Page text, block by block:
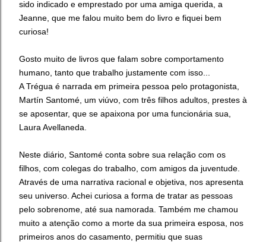
sido indicado e emprestado por uma amiga querida, a
Jeanne, que me falou muito bem do livro e fiquei bem
curiosa!
Gosto muito de livros que falam sobre comportamento
humano, tanto que trabalho justamente com isso...
A Trégua é narrada em primeira pessoa pelo protagonista,
Martín Santomé, um viúvo, com três filhos adultos, prestes à
se aposentar, que se apaixona por uma funcionária sua,
Laura Avellaneda.
Neste diário, Santomé conta sobre sua relação com os
filhos, com colegas do trabalho, com amigos da juventude.
Através de uma narrativa racional e objetiva, nos apresenta
seu universo. Achei curiosa a forma de tratar as pessoas
pelo sobrenome, até sua namorada. Também me chamou
muito a atenção como a morte da sua primeira esposa, nos
primeiros anos do casamento, permitiu que suas